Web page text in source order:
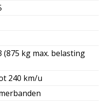
(875 kg max. belasting
240 km/u